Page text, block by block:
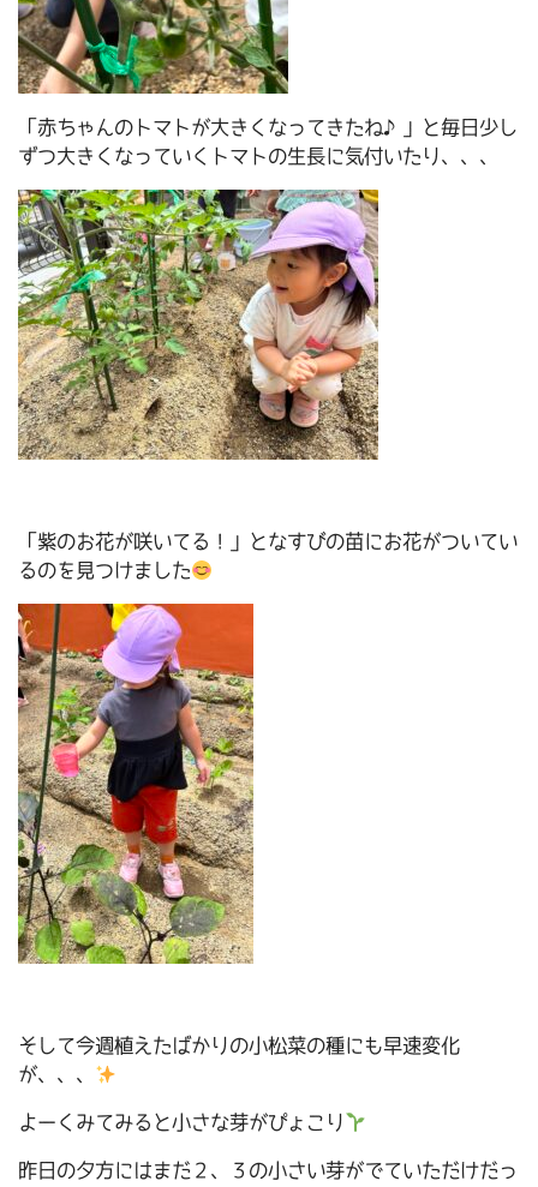
「赤ちゃんのトマトが大きくなってきたね♪」と毎日少し
ずつ大きくなっていくトマトの生長に気付いたり、、、
「紫のお花が咲いてる！」となすびの苗にお花がついてい
るのを見つけました
そして今週植えたばかりの小松菜の種にも早速変化
が、、、
よーくみてみると小さな芽がぴょこり
昨日の夕方にはまだ２、３の小さい芽がでていただけだっ